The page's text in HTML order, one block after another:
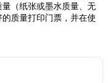
（纸张或墨水质量、无
质量打印门票，并在使